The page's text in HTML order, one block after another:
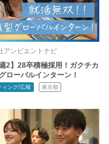
アンビエントナビ
週2】28卒積極採用！ガクチカ
ローバルインターン！
ィング/広報 東京都